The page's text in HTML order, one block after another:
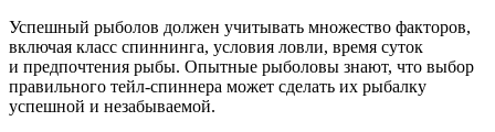
Успешный рыболов должен учитывать множество факторов,
включая класс спиннинга, условия ловли, время суток
и предпочтения рыбы. Опытные рыболовы знают, что выбор
правильного тейл-спиннера может сделать их рыбалку
успешной и незабываемой.